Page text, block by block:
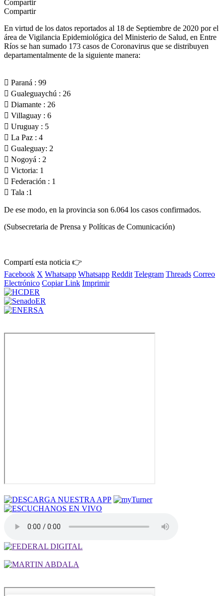
Compartir
Compartir
En virtud de los datos reportados al 18 de Septiembre de 2020 por el
área de Vigilancia Epidemiológica del Ministerio de Salud, en Entre
Ríos se han sumado 173 casos de Coronavirus que se distribuyen
departamentalmente de la siguiente manera:
 Paraná : 99
 Gualeguaychú : 26
 Diamante : 26
 Villaguay : 6
 Uruguay : 5
 La Paz : 4
 Gualeguay: 2
 Nogoyá : 2
 Victoria: 1
 Federación : 1
 Tala :1
De ese modo, en la provincia son 6.064 los casos confirmados.
(Subsecretaria de Prensa y Políticas de Comunicación)
Compartí esta noticia 👉
Facebook X Whatsapp Whatsapp Reddit Telegram Threads Correo
Electrónico Copiar Link Imprimir